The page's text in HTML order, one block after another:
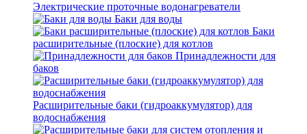
Электрические проточные водонагреватели
Баки для воды
Баки
расширительные (плоские) для котлов
Принадлежности для
баков
Расширительные баки (гидроаккумулятор) для
водоснабжения